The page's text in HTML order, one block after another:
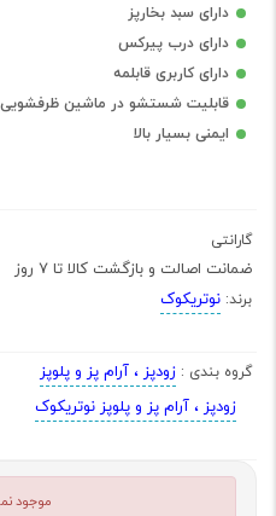
دارای سبد بخارپز
دارای درب پیرکس
دارای کاربری قابلمه
قابلیت شستشو در ماشین ظرفشویی
ایمنی بسیار بالا
گارانتی
ضمانت اصالت و بازگشت کالا تا 7 روز
برند: نوتریکوک
گروه بندی : زودپز ، آرام پز و پلوپز
زودپز ، آرام پز و پلوپز نوتریکوک
موجود